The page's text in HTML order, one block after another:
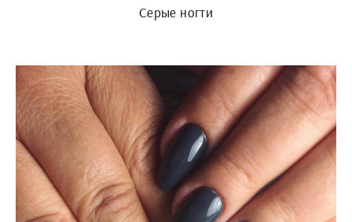
Серые ногти